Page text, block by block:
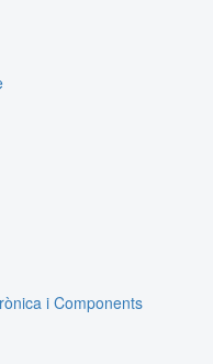
i Components